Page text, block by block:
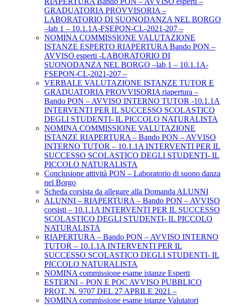
GRADUATORIA PROVVISORIA –
LABORATORIO DI SUONODANZA NEL BORGO
–lab 1 – 10.1.1A-FSEPON-CL-2021-207 –
NOMINA COMMISSIONE VALUTAZIONE
ISTANZE ESPERTO RIAPERTURA Bando PON –
AVVISO esperti -LABORATORIO DI
SUONODANZA NEL BORGO –lab 1 – 10.1.1A-
FSEPON-CL-2021-207 –
VERBALE VALUTAZIONE ISTANZE TUTOR E
GRADUATORIA PROVVISORIA riapertura –
Bando PON – AVVISO INTERNO TUTOR -10.1.1A
INTERVENTI PER IL SUCCESSO SCOLASTICO
DEGLI STUDENTI- IL PICCOLO NATURALISTA
NOMINA COMMISSIONE VALUTAZIONE
ISTANZE RIAPERTURA – Bando PON – AVVISO
INTERNO TUTOR – 10.1.1A INTERVENTI PER IL
SUCCESSO SCOLASTICO DEGLI STUDENTI- IL
PICCOLO NATURALISTA
Conclusione attività PON – Laboratorio di suono danza
nel Borgo
Scheda corsista da allegare alla Domanda ALUNNI
ALUNNI – RIAPERTURA – Bando PON – AVVISO
corsisti – 10.1.1A INTERVENTI PER IL SUCCESSO
SCOLASTICO DEGLI STUDENTI- IL PICCOLO
NATURALISTA
RIAPERTURA – Bando PON – AVVISO INTERNO
TUTOR – 10.1.1A INTERVENTI PER IL
SUCCESSO SCOLASTICO DEGLI STUDENTI- IL
PICCOLO NATURALISTA
NOMINA commissione esame istanze Esperti
ESTERNI – PON E POC AVVISO PUBBLICO
PROT. N. 9707 DEL 27 APRILE 2021 –
NOMINA commissione esame istanze Valutatori